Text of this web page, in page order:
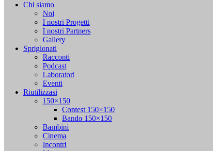
Chi siamo
Noi
I nostri Progetti
I nostri Partners
Gallery
Sprigionati
Racconti
Podcast
Laboratori
Eventi
Riutilizzasi
150×150
Contest 150×150
Bando 150×150
Bambini
Cinema
Incontri